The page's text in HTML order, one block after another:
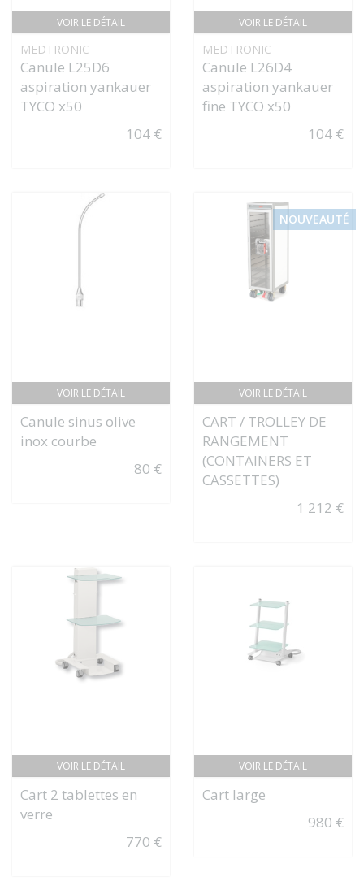
VOIR LE DÉTAIL
MEDTRONIC
Canule L25D6
aspiration yankauer
TYCO x50
104 €
VOIR LE DÉTAIL
MEDTRONIC
Canule L26D4
aspiration yankauer
fine TYCO x50
104 €
VOIR LE DÉTAIL
Canule sinus olive
inox courbe
80 €
VOIR LE DÉTAIL
NOUVEAUTÉ
CART / TROLLEY DE
RANGEMENT
(CONTAINERS ET
CASSETTES)
1 212 €
VOIR LE DÉTAIL
Cart 2 tablettes en
verre
770 €
VOIR LE DÉTAIL
Cart large
980 €